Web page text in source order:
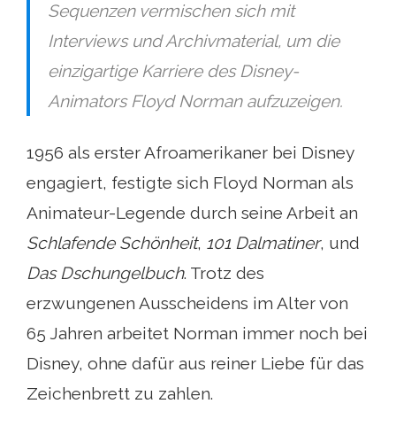
Sequenzen vermischen sich mit
Interviews und Archivmaterial, um die
einzigartige Karriere des Disney-
Animators Floyd Norman aufzuzeigen.
1956 als erster Afroamerikaner bei Disney
engagiert, festigte sich Floyd Norman als
Animateur-Legende durch seine Arbeit an
Schlafende Schönheit, 101 Dalmatiner, und
Das Dschungelbuch. Trotz des
erzwungenen Ausscheidens im Alter von
65 Jahren arbeitet Norman immer noch bei
Disney, ohne dafür aus reiner Liebe für das
Zeichenbrett zu zahlen.